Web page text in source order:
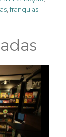
,franquias